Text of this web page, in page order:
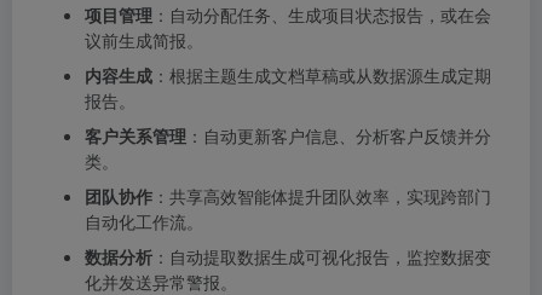
项目管理 ：自动分配任务、生成项目状态报告，或在会
议前生成简报。
内容生成 ：根据主题生成文档草稿或从数据源生成定期
报告。
客户关系管理 ：自动更新客户信息、分析客户反馈并分
类。
团队协作 ：共享高效智能体提升团队效率，实现跨部门
自动化工作流。
数据分析 ：自动提取数据生成可视化报告，监控数据变
化并发送异常警报。